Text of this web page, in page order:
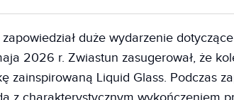
duże wydarzenie
2026 r. Zwiastun zasugerował, że
zainspirowaną Liquid Glass. Podczas